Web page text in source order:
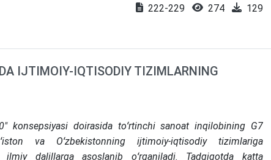
222-229 274 129
IJTIMOIY-IQTISODIY TIZIMLARNING
konsepsiyasi doirasida toʻrtinchi sanoat inqilobining G7
va Oʻzbekistonning ijtimoiy-iqtisodiy tizimlariga
ilmiy dalillarga asoslanib oʻrganiladi. Tadqiqotda katta